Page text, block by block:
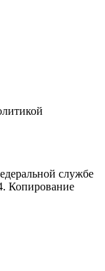
службе
Копирование